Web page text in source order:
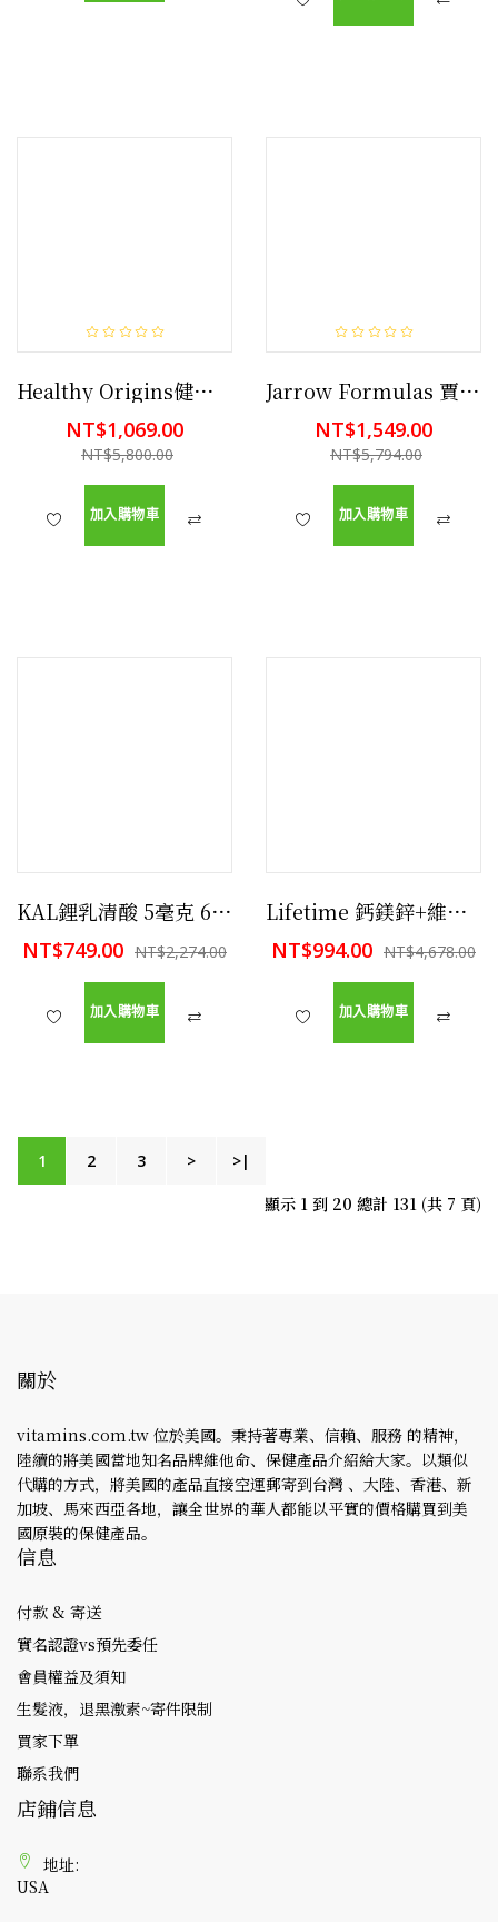
Healthy Origins健康的起源GSH 還原型穀胱甘肽 60顆 醫藥級食品,有益美白皮膚,保護肝臟
NT$1,069.00
NT$5,800.00
加入購物車
Jarrow Formulas 賈羅-多菲勒斯 益生菌 + 益生元 34 億 CFU 200 粒素食膠囊
NT$1,549.00
NT$5,794.00
加入購物車
KAL鋰乳清酸 5毫克 60 顆素食膠囊 有益大腦,保護腦細胞膜
NT$749.00 NT$2,274.00
加入購物車
Lifetime 鈣鎂鋅+維生素D 支持骨骼,肌肉和免疫健康 90粒軟膠囊
NT$994.00 NT$4,678.00
加入購物車
1 2 3 > >|
顯示 1 到 20 總計 131 (共 7 頁)
關於
vitamins.com.tw 位於美國。秉持著專業、信賴、服務 的精神，
陸續的將美國當地知名品牌維他命、保健產品介紹給大家。以類似
代購的方式，將美國的產品直接空運郵寄到台灣 、大陸、香港、新
加坡、馬來西亞各地，讓全世界的華人都能以平實的價格購買到美
國原裝的保健產品。
信息
付款 & 寄送
實名認證vs預先委任
會員權益及須知
生髮液，退黑激素~寄件限制
買家下單
聯系我們
店鋪信息
地址:
USA